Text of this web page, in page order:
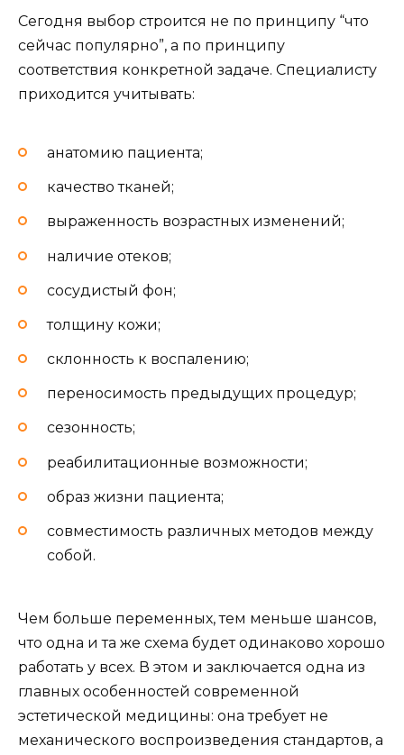
Сегодня выбор строится не по принципу “что
сейчас популярно”, а по принципу
соответствия конкретной задаче. Специалисту
приходится учитывать:
анатомию пациента;
качество тканей;
выраженность возрастных изменений;
наличие отеков;
сосудистый фон;
толщину кожи;
склонность к воспалению;
переносимость предыдущих процедур;
сезонность;
реабилитационные возможности;
образ жизни пациента;
совместимость различных методов между
собой.
Чем больше переменных, тем меньше шансов,
что одна и та же схема будет одинаково хорошо
работать у всех. В этом и заключается одна из
главных особенностей современной
эстетической медицины: она требует не
механического воспроизведения стандартов, а